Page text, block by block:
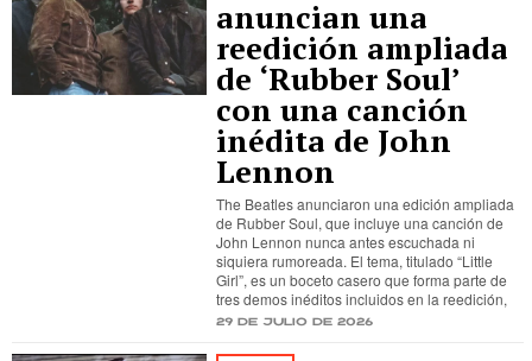
anuncian una
reedición ampliada
de ‘Rubber Soul’
con una canción
inédita de John
Lennon
The Beatles anunciaron una edición ampliada
de Rubber Soul, que incluye una canción de
John Lennon nunca antes escuchada ni
siquiera rumoreada. El tema, titulado “Little
Girl”, es un boceto casero que forma parte de
tres demos inéditos incluidos en la reedición,
29 de julio de 2026